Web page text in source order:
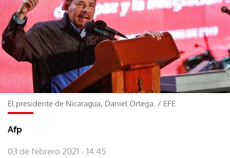
El presidente de Nicaragua, Daniel Ortega. / EFE
Afp
03 de febrero 2021 - 14:45